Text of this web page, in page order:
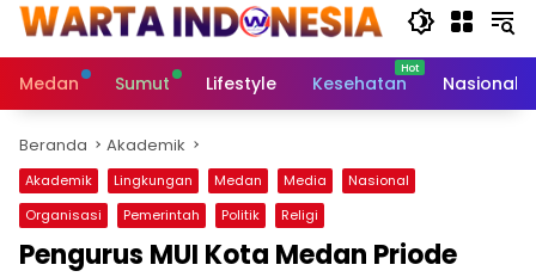
Medan Sumut Lifestyle Kesehatan Nasional
Beranda Akademik
Akademik Lingkungan Medan Media
Nasional
Organisasi
Pemerintah Politik Religi
Pengurus MUI Kota Medan Priode